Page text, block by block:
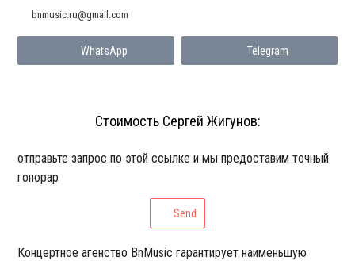
WhatsApp Telegram
bnmusic.ru@gmail.com
Стоимость Сергей Жигунов:
отправьте запрос по этой ссылке и мы предоставим точный
гонорар
Send
Концертное агенство BnMusic гарантирует наименьшую